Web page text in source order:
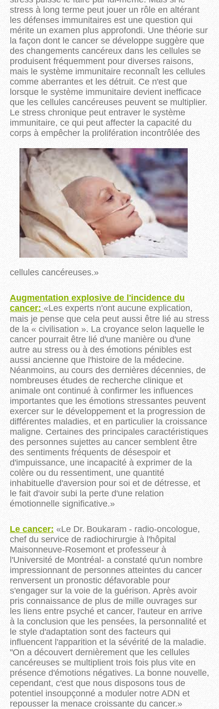
stress à long terme peut jouer un rôle en altérant
les défenses immunitaires est une question qui
mérite un examen plus approfondi. Une théorie sur
la façon dont le cancer se développe suggère que
des changements cancéreux dans les cellules se
produisent fréquemment pour diverses raisons,
mais le système immunitaire reconnaît les cellules
comme aberrantes et les détruit. Ce n'est que
lorsque le système immunitaire devient inefficace
que les cellules cancéreuses peuvent se multiplier.
Le stress chronique peut entraver le système
immunitaire, ce qui peut affecter la capacité du
corps à empêcher la prolifération incontrôlée des
cellules cancéreuses.»
Augmentation explosive de l'incidence du
cancer: «Les experts n'ont aucune explication,
mais je pense que cela peut aussi être lié au stress
de la « civilisation ». La croyance selon laquelle le
cancer pourrait être lié d'une manière ou d'une
autre au stress ou à des émotions pénibles est
aussi ancienne que l'histoire de la médecine.
Néanmoins, au cours des dernières décennies, de
nombreuses études de recherche clinique et
animale ont continué à confirmer les influences
importantes que les émotions stressantes peuvent
exercer sur le développement et la progression de
différentes maladies, et en particulier la croissance
maligne. Certaines des principales caractéristiques
des personnes sujettes au cancer semblent être
des sentiments fréquents de désespoir et
d'impuissance, une incapacité à exprimer de la
colère ou du ressentiment, une quantité
inhabituelle d'aversion pour soi et de détresse, et
le fait d'avoir subi la perte d'une relation
émotionnelle significative.»
Le cancer: «Le Dr. Boukaram - radio-oncologue,
chef du service de radiochirurgie à l'hôpital
Maisonneuve-Rosemont et professeur à
l'Université de Montréal- a constaté qu'un nombre
impressionnant de personnes atteintes du cancer
renversent un pronostic défavorable pour
s'engager sur la voie de la guérison. Après avoir
pris connaissance de plus de mille ouvrages sur
les liens entre psyché et cancer, l'auteur en arrive
à la conclusion que les pensées, la personnalité et
le style d'adaptation sont des facteurs qui
influencent l'apparition et la sévérité de la maladie.
"On a découvert dernièrement que les cellules
cancéreuses se multiplient trois fois plus vite en
présence d'émotions négatives. La bonne nouvelle,
cependant, c'est que nous disposons tous de
potentiel insoupçonné a moduler notre ADN et
repousser la menace croissante du cancer.»